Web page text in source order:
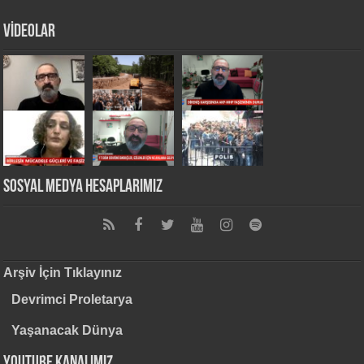
VİDEOLAR
Sosyal Medya Hesaplarımız
Arşiv İçin Tıklayınız
Devrimci Proletarya
Yaşanacak Dünya